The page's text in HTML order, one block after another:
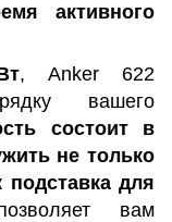
активного
, Anker 622
вашего
состоит в
не только
подставка для
вам